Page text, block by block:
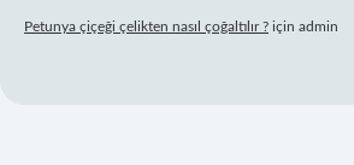
Petunya çiçeği çelikten nasıl çoğaltılır ? için admin